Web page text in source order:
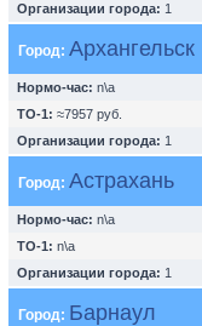
Организации города: 1
Город: Архангельск
Нормо-час: n\a
ТО-1: ≈7957 руб.
Организации города: 1
Город: Астрахань
Нормо-час: n\a
ТО-1: n\a
Организации города: 1
Город: Барнаул